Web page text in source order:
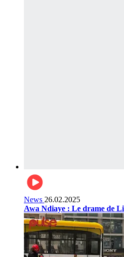
News 26.02.2025
Awa Ndiaye : Le drame de